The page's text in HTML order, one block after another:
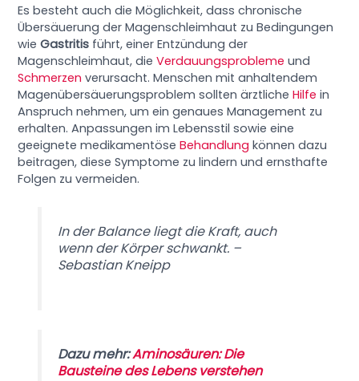
Es besteht auch die Möglichkeit, dass chronische
Übersäuerung der Magenschleimhaut zu Bedingungen
wieGastritis führt, einer Entzündung der
Magenschleimhaut, dieVerdauungsprobleme und
Schmerzen verursacht. Menschen mit anhaltendem
Magenübersäuerungsproblem sollten ärztlicheHilfe in
Anspruch nehmen, um ein genaues Management zu
erhalten. Anpassungen im Lebensstil sowie eine
geeignete medikamentöseBehandlung können dazu
beitragen, diese Symptome zu lindern und ernsthafte
Folgen zu vermeiden.
In der Balance liegt die Kraft, auch
wenn der Körper schwankt. –
Sebastian Kneipp
Dazu mehr:Aminosäuren: Die
Bausteine des Lebens verstehen